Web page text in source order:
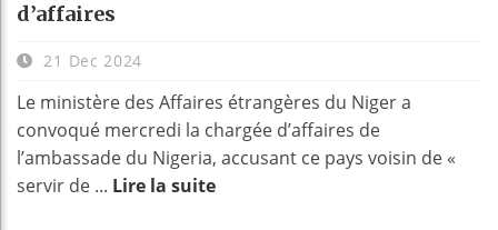
d’affaires
21 Dec 2024
Le ministère des Affaires étrangères du Niger a
convoqué mercredi la chargée d’affaires de
l’ambassade du Nigeria, accusant ce pays voisin de «
servir de ... Lire la suite